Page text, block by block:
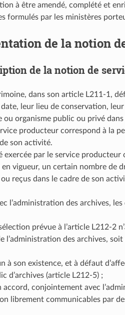
à être amendé, complété et
formulés par les ministères
de la notion
de la notion de
dans son article L211-1,
leur lieu de conservation,
ou organisme public ou privé dans
producteur correspond à la
son activité.
exercée par le service
vigueur, un certain nombre de
reçus dans le cadre de son
l’administration des archives,
prévue à l’article L212-2
l’administration des archives,
à son existence, et à défaut
d’archives (article L212-5) ;
accord, conjointement avec
librement communicables par